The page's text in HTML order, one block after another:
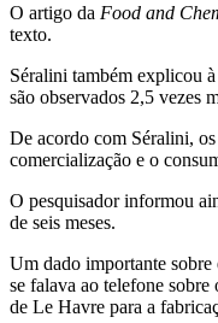
O artigo da Food and
texto.
Séralini também explicou
são observados 2,5 vezes
De acordo com Séralini,
comercialização e o
O pesquisador informou
de seis meses.
Um dado importante sobre
se falava ao telefone
de Le Havre para a